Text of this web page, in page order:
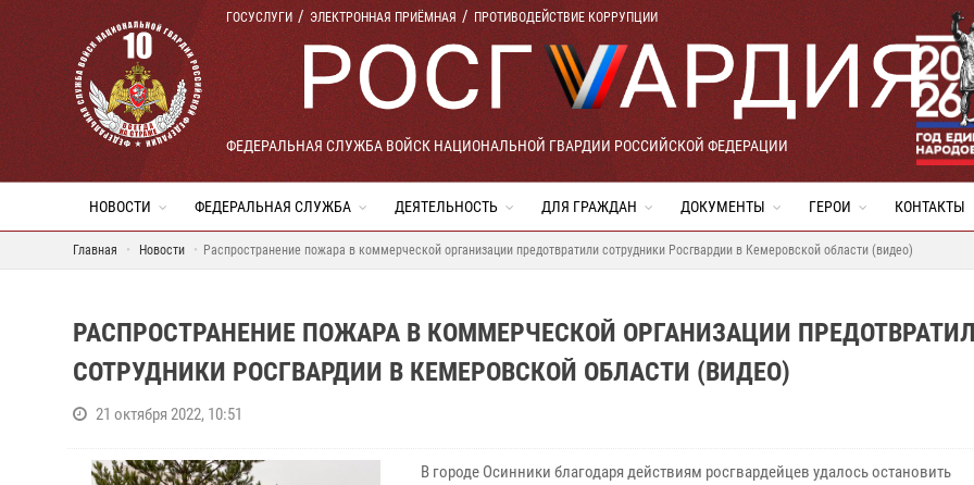
ГОСУСЛУГИ ЭЛЕКТРОННАЯ ПРИЁМНАЯ ПРОТИВОДЕЙСТВИЕ КОРРУПЦИИ
ФЕДЕРАЛЬНАЯ СЛУЖБА ВОЙСК НАЦИОНАЛЬНОЙ ГВАРДИИ РОССИЙСКОЙ ФЕДЕРАЦИИ
НОВОСТИ ФЕДЕРАЛЬНАЯ СЛУЖБА ДЕЯТЕЛЬНОСТЬ ДЛЯ ГРАЖДАН ДОКУМЕНТЫ ГЕРОИ КОНТАКТЫ
Главная Новости Распространение пожара в коммерческой организации предотвратили сотрудники Росгвардии в Кемеровской области (видео)
РАСПРОСТРАНЕНИЕ ПОЖАРА В КОММЕРЧЕСКОЙ ОРГАНИЗАЦИИ
СОТРУДНИКИ РОСГВАРДИИ В КЕМЕРОВСКОЙ ОБЛАСТИ (ВИДЕО)
21 октября 2022, 10:51
В городе Осинники благодаря действиям росгвардейцев удалось остановить